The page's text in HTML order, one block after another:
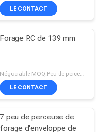
LE CONTACT
Forage RC de 139 mm
LE CONTACT
7 peu de perceuse de
forage d'enveloppe de